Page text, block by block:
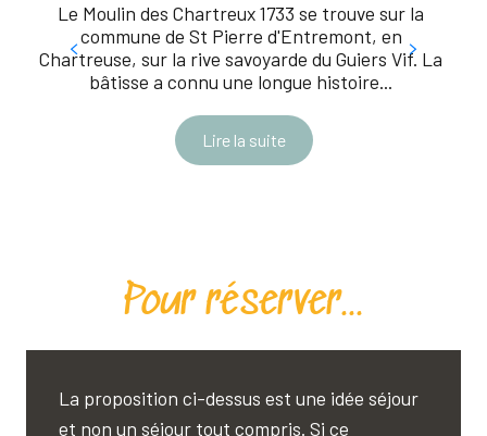
Le Moulin des Chartreux 1733 se trouve sur la
commune de St Pierre d'Entremont, en
Chartreuse, sur la rive savoyarde du Guiers Vif. La
bâtisse a connu une longue histoire...
Lire la suite
Pour réserver...
La proposition ci-dessus est une idée séjour
et non un séjour tout compris. Si ce